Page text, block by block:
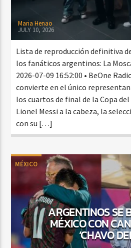
Maria Henao
JULY 10, 2026
Lista de reproducción definitiva
los fanáticos argentinos: La
2026-07-09 16:52:00 • BeOne
convierte en el único
los cuartos de final de la Copa del
Lionel Messi a la cabeza, la
con su […]
MÉXICO
ARGENTINOS SE
MÉXICO CON
‘CHAVO